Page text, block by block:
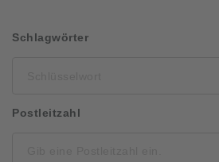
SchlagwörterSchlüsselwort
Postleitzahl